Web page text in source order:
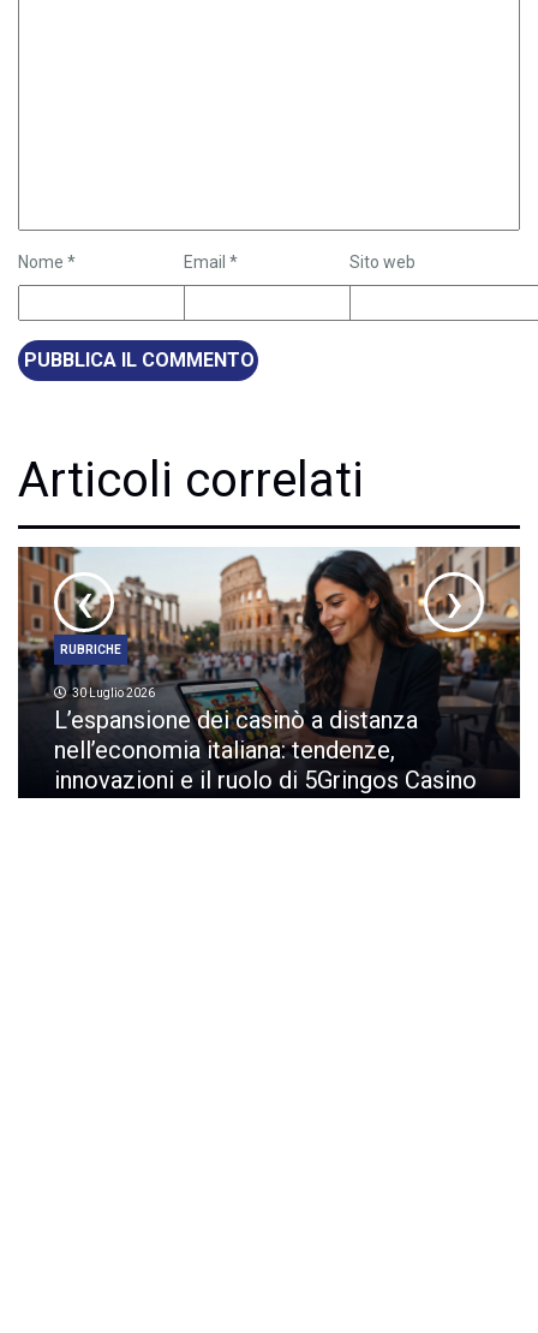
Nome * Email * Sito web
Articoli correlati
RUBRICHE
30 Luglio 2026
L’espansione dei casinò a distanza
nell’economia italiana: tendenze,
innovazioni e il ruolo di 5Gringos Casino
‹ ›